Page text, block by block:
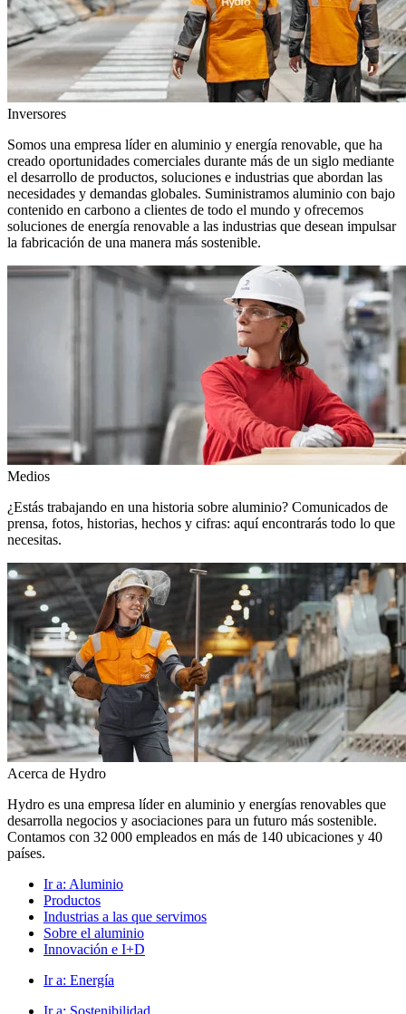
Inversores
Somos una empresa líder en aluminio y energía renovable, que ha
creado oportunidades comerciales durante más de un siglo mediante
el desarrollo de productos, soluciones e industrias que abordan las
necesidades y demandas globales. Suministramos aluminio con bajo
contenido en carbono a clientes de todo el mundo y ofrecemos
soluciones de energía renovable a las industrias que desean impulsar
la fabricación de una manera más sostenible.
Medios
¿Estás trabajando en una historia sobre aluminio? Comunicados de
prensa, fotos, historias, hechos y cifras: aquí encontrarás todo lo que
necesitas.
Acerca de Hydro
Hydro es una empresa líder en aluminio y energías renovables que
desarrolla negocios y asociaciones para un futuro más sostenible.
Contamos con 32 000 empleados en más de 140 ubicaciones y 40
países.
Ir a: Aluminio
Productos
Industrias a las que servimos
Sobre el aluminio
Innovación e I+D
Ir a: Energía
Ir a: Sostenibilidad